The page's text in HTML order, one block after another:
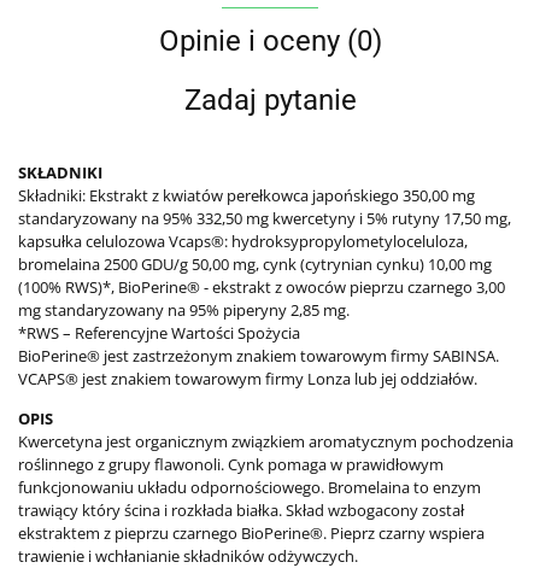
Opinie i oceny (0)
Zadaj pytanie
SKŁADNIKI
Składniki: Ekstrakt z kwiatów perełkowca japońskiego 350,00 mg
standaryzowany na 95% 332,50 mg kwercetyny i 5% rutyny 17,50 mg,
kapsułka celulozowa Vcaps®: hydroksypropylometyloceluloza,
bromelaina 2500 GDU/g 50,00 mg, cynk (cytrynian cynku) 10,00 mg
(100% RWS)*, BioPerine® - ekstrakt z owoców pieprzu czarnego 3,00
mg standaryzowany na 95% piperyny 2,85 mg.
*RWS – Referencyjne Wartości Spożycia
BioPerine® jest zastrzeżonym znakiem towarowym firmy SABINSA.
VCAPS® jest znakiem towarowym firmy Lonza lub jej oddziałów.
OPIS
Kwercetyna jest organicznym związkiem aromatycznym pochodzenia
roślinnego z grupy flawonoli. Cynk pomaga w prawidłowym
funkcjonowaniu układu odpornościowego. Bromelaina to enzym
trawiący który ścina i rozkłada białka. Skład wzbogacony został
ekstraktem z pieprzu czarnego BioPerine®. Pieprz czarny wspiera
trawienie i wchłanianie składników odżywczych.